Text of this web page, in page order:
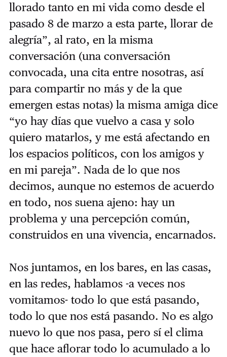
llorado tanto en mi vida como desde el
pasado 8 de marzo a esta parte, llorar de
alegría”, al rato, en la misma
conversación (una conversación
convocada, una cita entre nosotras, así
para compartir no más y de la que
emergen estas notas) la misma amiga dice
“yo hay días que vuelvo a casa y solo
quiero matarlos, y me está afectando en
los espacios políticos, con los amigos y
en mi pareja”. Nada de lo que nos
decimos, aunque no estemos de acuerdo
en todo, nos suena ajeno: hay un
problema y una percepción común,
construidos en una vivencia, encarnados.
Nos juntamos, en los bares, en las casas,
en las redes, hablamos -a veces nos
vomitamos- todo lo que está pasando,
todo lo que nos está pasando. No es algo
nuevo lo que nos pasa, pero sí el clima
que hace aflorar todo lo acumulado a lo